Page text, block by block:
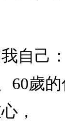
自己
60歲
，